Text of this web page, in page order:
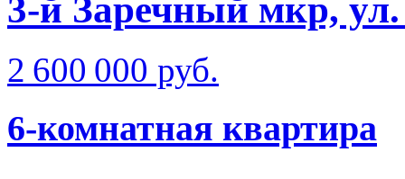
3-й Заречный мкр,
2 600 000 руб.
6-комнатная квартира